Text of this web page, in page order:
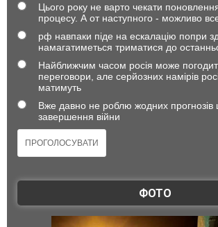
Цього року не варто чекати
процесу. А от наступного - можливо
рф навпаки піде на ескалацію попри
намагатиметься триматися до
Найближчим часом росія може
переговори, але серйозних намірів
матимуть
Вже давно не роблю жодних
завершення війни
ФОТО